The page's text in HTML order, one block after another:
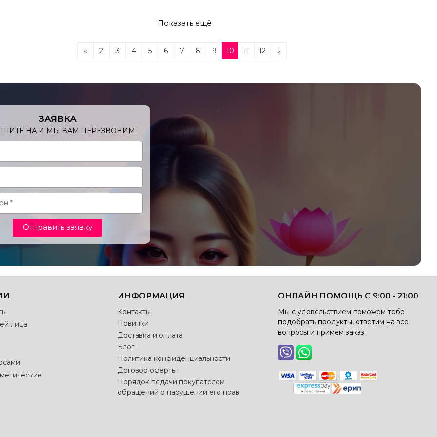
Показать ещё
« 2 3 4 5 6 7 8 9 10 11 12 »
ЗАЯВКА
НА И МЫ ВАМ ПЕРЕЗВОНИМ.
Отправить заявку
лица
ИНФОРМАЦИЯ
Контакты
Новинки
Доставка и оплата
Блог
Политика конфиденциальности
Договор оферты
Порядок подачи покупателем
обращений о нарушении его прав
ОНЛАЙН ПОМОЩЬ С 9:00 - 21:00
Мы с удовольствием поможем тебе
подобрать продукты, ответим на все
вопросы и примем заказ.